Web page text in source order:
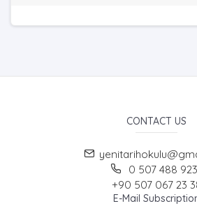
CONTACT US
0 507 488
+90 507 067 23
E-Mail